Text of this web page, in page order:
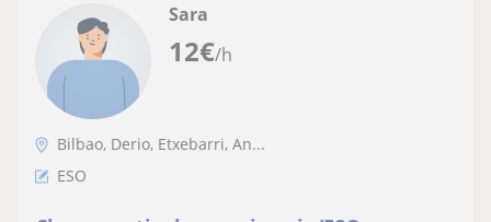
12€/h
Sara
Bilbao, Derio, Etxebarri, An...
ESO